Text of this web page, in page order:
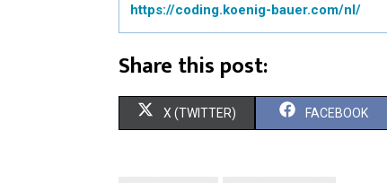
https://coding.koenig-bauer.com/nl/
Share this post:
S
X (TWITTER) S
FACEBOOK